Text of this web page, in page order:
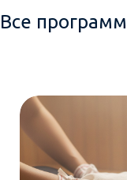
Все